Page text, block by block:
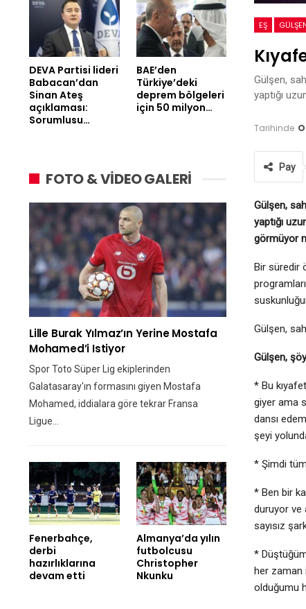
EŞ
Gülşen,
yaptığı
Tarihinde
Pay
Gülşen,
yaptığı
görmüyor
Bir süredir
Gülşen,
Gülşen,
* Bu
giyer ama
dansı
şeyi
* Şimdi
* Ben bir
duruyor ve
sayısız
*
her zaman
olduğumu
DEVA Partisi lideri
Babacan’dan
Sinan Ateş
açıklaması:
Sorumlusu…
BAE’den
Türkiye’deki
deprem bölgeleri
için 50 milyon…
FOTO & VİDEO GALERİ
Lille Burak Yılmaz’ın Yerine Mostafa
Mohamed’i Istiyor
Spor Toto Süper Lig ekiplerinden
Galatasaray'ın formasını giyen Mostafa
Mohamed, iddialara göre tekrar Fransa
Ligue…
Fenerbahçe,
derbi
hazırlıklarına
devam etti
Almanya’da yılın
futbolcusu
Christopher
Nkunku